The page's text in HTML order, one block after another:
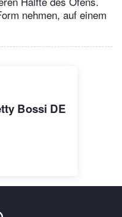
nehmen, auf einem
Bossi DE